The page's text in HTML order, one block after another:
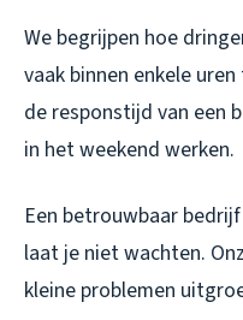
We begrijpen hoe
vaak binnen enkele
de responstijd van een
in het weekend werken.
Een betrouwbaar
laat je niet wachten.
kleine problemen